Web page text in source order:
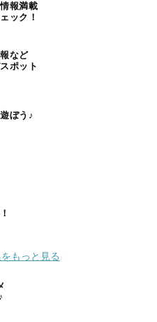
報満載
ック！
など
ポット
ぼう♪
もっと見る